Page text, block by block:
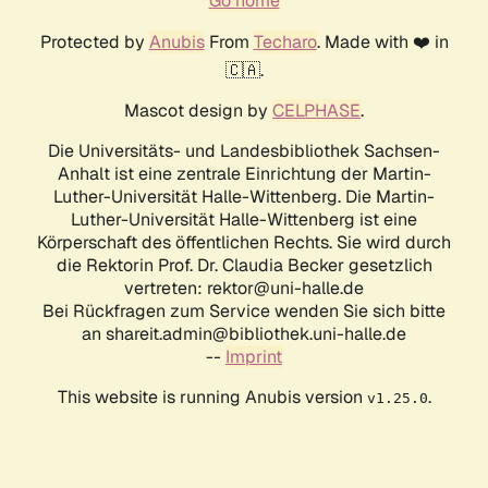
Protected by AnubisFrom Techaro. Made with ❤️ in
🇨🇦.
Mascot design by CELPHASE.
Die Universitäts- und Landesbibliothek Sachsen-
Anhalt ist eine zentrale Einrichtung der Martin-
Luther-Universität Halle-Wittenberg. Die Martin-
Luther-Universität Halle-Wittenberg ist eine
Körperschaft des öffentlichen Rechts. Sie wird durch
die Rektorin Prof. Dr. Claudia Becker gesetzlich
vertreten: rektor@uni-halle.de
Bei Rückfragen zum Service wenden Sie sich bitte
an shareit.admin@bibliothek.uni-halle.de
-- Imprint
This website is running Anubis version v1.25.0.